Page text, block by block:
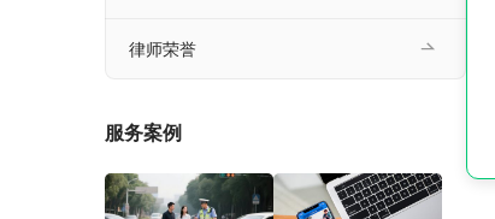
律师荣誉
服务案例